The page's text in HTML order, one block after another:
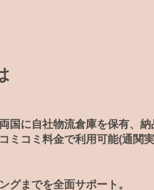
国に自社物流倉庫を保有、 納
ミコミ料金で利用可能(通関
グまでを全面サポート。